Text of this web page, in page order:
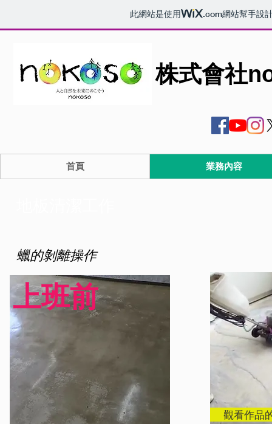
此網站是使用 .com網站幫手設
株式會社
首頁 業務內容
蠟的剝離操作
上班前
觀看作品